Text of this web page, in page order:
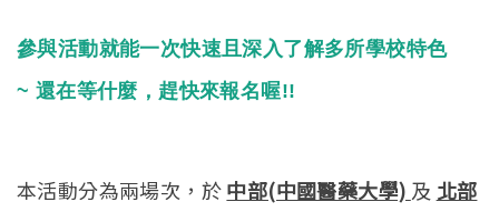
參與活動就能一次快速且深入了解多所學校特色
~ 還在等什麼，趕快來報名喔!!
本活動分為兩場次，於中部(中國醫藥大學) 及 北部